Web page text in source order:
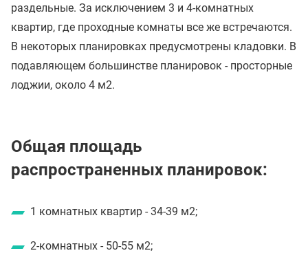
раздельные. За исключением 3 и 4-комнатных
квартир, где проходные комнаты все же встречаются.
В некоторых планировках предусмотрены кладовки. В
подавляющем большинстве планировок - просторные
лоджии, около 4 м2.
Общая площадь
распространенных планировок:
1 комнатных квартир - 34-39 м2;
2-комнатных - 50-55 м2;